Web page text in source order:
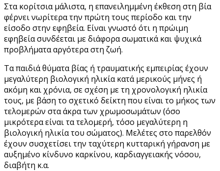
Στα κορίτσια μάλιστα, η επανειλημμένη έκθεση στη βία
φέρνει νωρίτερα την πρώτη τους περίοδο και την
είσοδο στην εφηβεία. Είναι γνωστό ότι η πρώιμη
εφηβεία συνδέεται με διάφορα σωματικά και ψυχικά
προβλήματα αργότερα στη ζωή.
Τα παιδιά θύματα βίας ή τραυματικής εμπειρίας έχουν
μεγαλύτερη βιολογική ηλικία κατά μερικούς μήνες ή
ακόμη και χρόνια, σε σχέση με τη χρονολογική ηλικία
τους, με βάση το σχετικό δείκτη που είναι το μήκος των
τελομερών στα άκρα των χρωμοσωμάτων (όσο
μικρότερα είναι τα τελομερή, τόσο μεγαλύτερη η
βιολογική ηλικία του σώματος). Μελέτες στο παρελθόν
έχουν συσχετίσει την ταχύτερη κυτταρική γήρανση με
αυξημένο κίνδυνο καρκίνου, καρδιαγγειακής νόσου,
διαβήτη κ.α.